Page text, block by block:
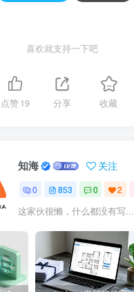
喜欢就支持一下吧
点赞19 分享 收藏
知海 关注
0 853 0 2
这家伙很懒，什么都没有写...